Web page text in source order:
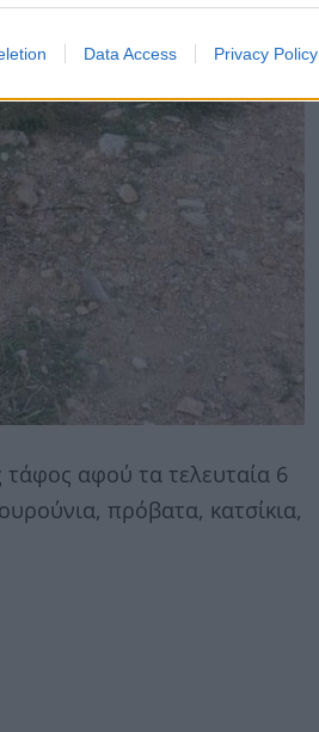
Data Access Privacy Policy
τάφος αφού τα τελευταία 6
πρόβατα, κατσίκια,